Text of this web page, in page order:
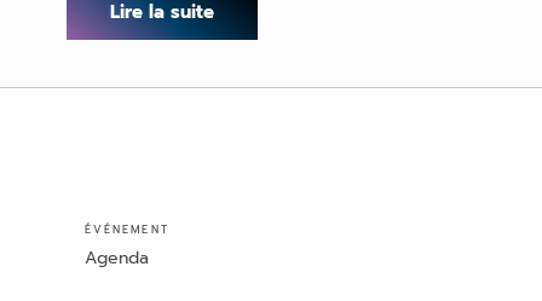
Lire la suite
ÉVÉNEMENT
Agenda